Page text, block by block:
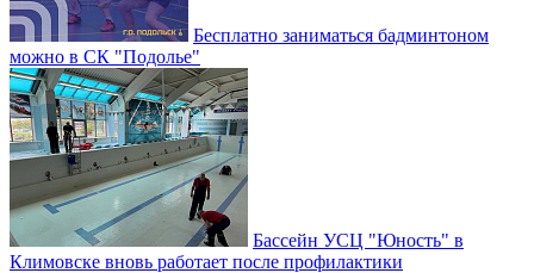
Бесплатно заниматься бадминтоном
можно в СК "Подолье"
Бассейн УСЦ "Юность" в
Климовске вновь работает после профилактики